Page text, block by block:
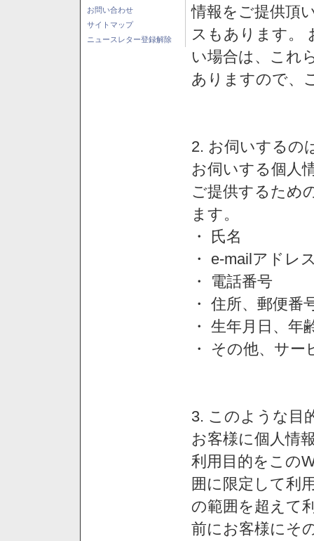
お問い合わせ
サイトマップ
ニュースレター登録解除
情報をご提供頂
スもあります。
い場合は、これ
ありますので、
2. お伺いするの
お伺いする個人
ご提供するため
ます。
・ 氏名
・ e-mailアドレ
・ 電話番号
・ 住所、郵便番
・ 生年月日、年
・ その他、サ
3. このような目
お客様に個人情
利用目的をこの
囲に限定して利
の範囲を超えて
前にお客様にそ